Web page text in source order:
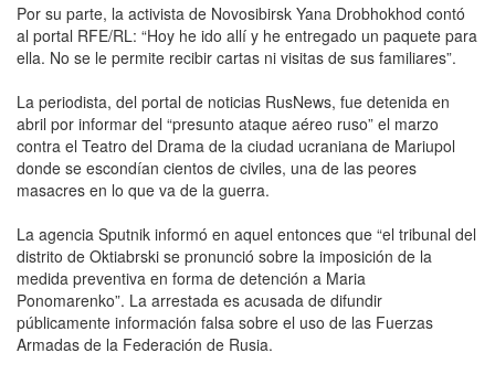
Por su parte, la activista de Novosibirsk Yana Drobhokhod contó
al portal RFE/RL: “Hoy he ido allí y he entregado un paquete para
ella. No se le permite recibir cartas ni visitas de sus familiares”.
La periodista, del portal de noticias RusNews, fue detenida en
abril por informar del “presunto ataque aéreo ruso” el marzo
contra el Teatro del Drama de la ciudad ucraniana de Mariupol
donde se escondían cientos de civiles, una de las peores
masacres en lo que va de la guerra.
La agencia Sputnik informó en aquel entonces que “el tribunal del
distrito de Oktiabrski se pronunció sobre la imposición de la
medida preventiva en forma de detención a Maria
Ponomarenko”. La arrestada es acusada de difundir
públicamente información falsa sobre el uso de las Fuerzas
Armadas de la Federación de Rusia.